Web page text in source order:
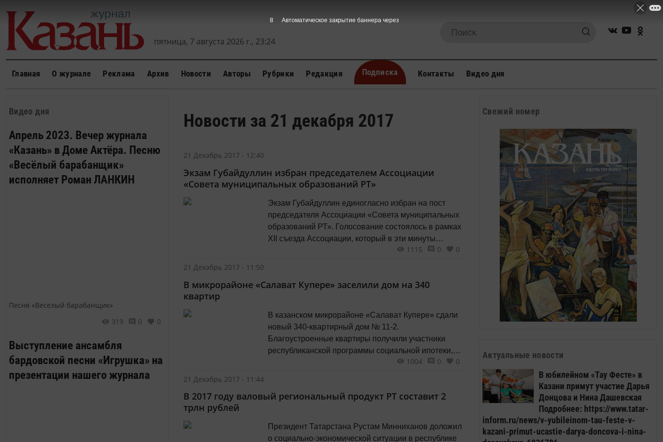
пятница, 7 августа 2026 г., 23:24
Главная О журнале Реклама Архив Новости Авторы Рубрики Редакция Подписка Контакты Видео дня
Видео дня
Апрель 2023. Вечер журнала
«Казань» в Доме Актёра. Песню
«Весёлый барабанщик»
исполняет Роман ЛАНКИН
Песня «Веселый барабанщик»
319
0 0
Выступление ансамбля
бардовской песни «Игрушка» на
презентации нашего журнала
Новости за 21 декабря 2017
21 Декабрь 2017 - 12:40
Экзам Губайдуллин избран председателем Ассоциации
«Совета муниципальных образований РТ»
Экзам Губайдуллин единогласно избран на пост
председателя Ассоциации «Совета муниципальных
образований РТ». Голосование состоялось в рамках
XII съезда Ассоциации, который в эти минуты
проходит в Казанском ГТРК «Корстон», сообщает
прекратившего свои полномочия Минсагита
муниципального района республики...
1115 0
0
21 Декабрь 2017 - 11:50
В микрорайоне «Салават Купере» заселили дом на 340
квартир
В казанском микрорайоне «Салават Купере» сдали
новый 340-квартирный дом № 11-2.
Благоустроенные квартиры получили участники
республиканской программы социальной ипотеки,
учителя и врачи, сообщает «Татар-информ». На
официальные лица. «Сегодня, в соответствии с
Искренне желаю...
1004 0
0
21 Декабрь 2017 - 11:44
В 2017 году валовый региональный продукт РТ составит 2
трлн рублей
Президент Татарстана Рустам Минниханов доложил
о социально-экономической ситуации в республике
Свежий номер
Актуальные новости
В юбилейном «Тау Фесте» в
Казани примут участие Дарья
Донцова и Нина Дашевская
Подробнее: https://www.tatar-
inform.ru/news/v-yubileinom-tau-feste-v-
kazani-primut-ucastie-darya-doncova-i-nina-
7 Автоматическое закрытие баннера через